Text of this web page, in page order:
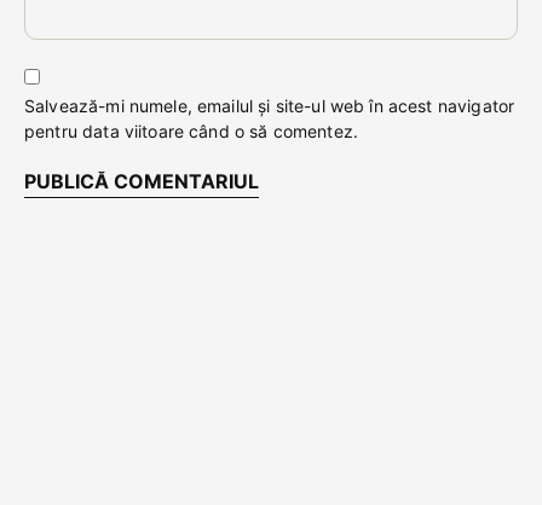
Salvează-mi numele, emailul și site-ul web în acest navigator
pentru data viitoare când o să comentez.